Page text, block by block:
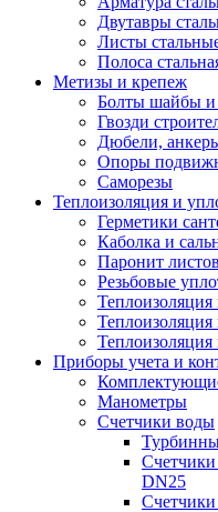
Двутавры
Листы
Полоса
Метизы и крепеж
Болты шайбы и
Гвозди
Дюбели,
Опоры
Саморезы
Теплоизоляция и
Герметики
Каболка и
Паронит
Резьбовые
Теплоизоляция
Теплоизоляция
Приборы учета и
Манометры
Счетчики воды
DN25